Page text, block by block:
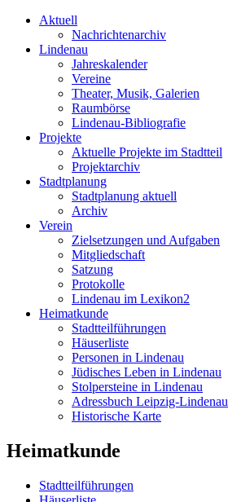
Aktuell
Nachrichtenarchiv
Lindenau
Jahreskalender
Vereine
Theater, Musik, Galerien
Raumbörse
Lindenau-Bibliografie
Projekte
Aktuelle Projekte im Stadtteil
Projektarchiv
Stadtplanung
Stadtplanung aktuell
Archiv
Verein
Zielsetzungen und Aufgaben
Mitgliedschaft
Satzung
Protokolle
Lindenau im Lexikon2
Heimatkunde
Stadtteilführungen
Häuserliste
Personen in Lindenau
Jüdisches Leben in Lindenau
Stolpersteine in Lindenau
Adressbuch Leipzig-Lindenau
Historische Karte
Heimatkunde
Stadtteilführungen